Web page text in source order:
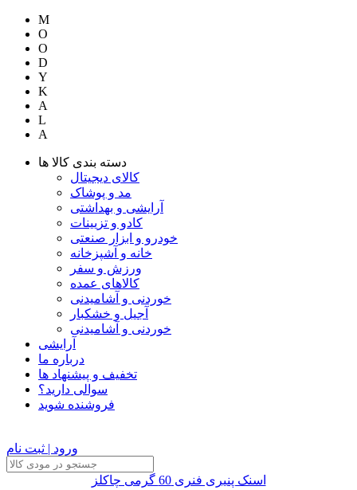
M
O
O
D
Y
K
A
L
A
دسته بندی کالا ها
کالای دیجیتال
مد و پوشاک
آرایشی و بهداشتی
کادو و تزیینات
خودرو و ابزار صنعتی
خانه و آشپزخانه
ورزش و سفر
کالاهای عمده
خوردنی و آشامیدنی
آجیل و خشکبار
خوردنی و آشامیدنی
آرایشی
درباره ما
تخفیف و پیشنهاد ها
سوالی دارید؟
فروشنده شوید
ورود | ثبت نام
اسنک پنیری فنری 60 گرمی چاکلز